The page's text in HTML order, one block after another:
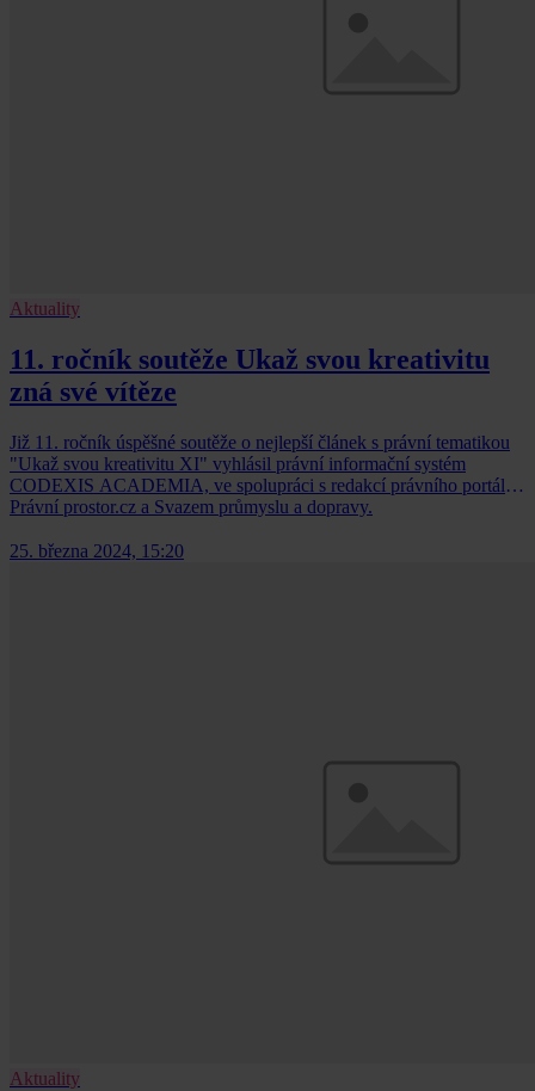
Aktuality
11. ročník soutěže Ukaž svou kreativitu
zná své vítěze
Již 11. ročník úspěšné soutěže o nejlepší článek s právní tematikou
"Ukaž svou kreativitu XI" vyhlásil právní informační systém
CODEXIS ACADEMIA, ve spolupráci s redakcí právního portálu
Právní prostor.cz a Svazem průmyslu a dopravy.
25. března 2024, 15:20
Aktuality